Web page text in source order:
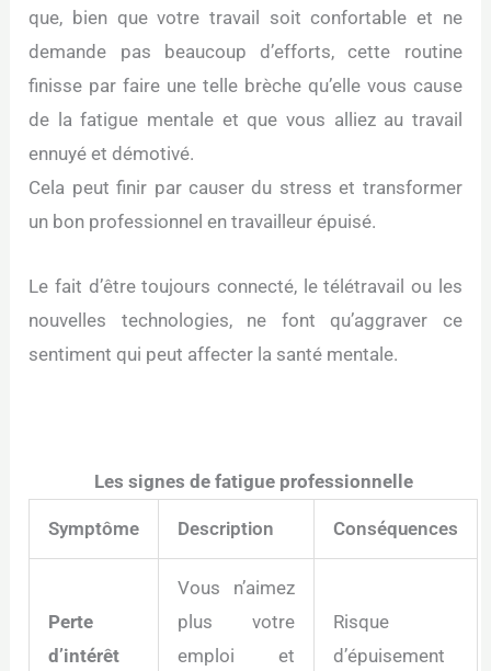
que, bien que votre travail soit confortable et ne
demande pas beaucoup d’efforts, cette routine
finisse par faire une telle brèche qu’elle vous cause
de la fatigue mentale et que vous alliez au travail
ennuyé et démotivé.
Cela peut finir par causer du stress et transformer
un bon professionnel en travailleur épuisé.
Le fait d’être toujours connecté, le télétravail ou les
nouvelles technologies, ne font qu’aggraver ce
sentiment qui peut affecter la santé mentale.
Les signes de fatigue professionnelle
Symptôme Description Conséquences
Perte
d’intérêt
Vous n’aimez
plus votre
emploi et
Risque
d’épuisement